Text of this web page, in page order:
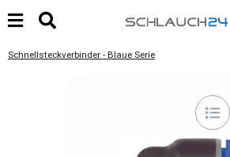
Schnellsteckverbinder - Blaue Serie